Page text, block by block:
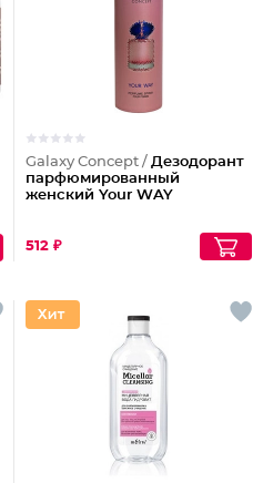
Galaxy Concept / Дезодорант
парфюмированный
женский Your WAY
512 ₽